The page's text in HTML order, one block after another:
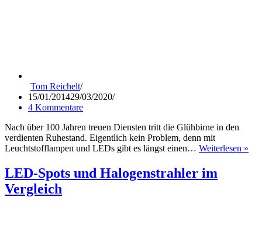
Tom Reichelt
15/01/201429/03/2020
4 Kommentare
Nach über 100 Jahren treuen Diensten tritt die Glühbirne in den
verdienten Ruhestand. Eigentlich kein Problem, denn mit
Leuchtstofflampen und LEDs gibt es längst einen… Weiterlesen »
LED-Spots und Halogenstrahler im
Vergleich